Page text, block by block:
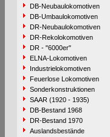
DB-Neubaulokomotiven
DB-Umbaulokomotiven
DR-Neubaulokomotiven
DR-Rekolokomotiven
DR - "6000er"
ELNA-Lokomotiven
Industrielokomotiven
Feuerlose Lokomotiven
Sonderkonstruktionen
SAAR (1920 - 1935)
DB-Bestand 1968
DR-Bestand 1970
Auslandsbestände